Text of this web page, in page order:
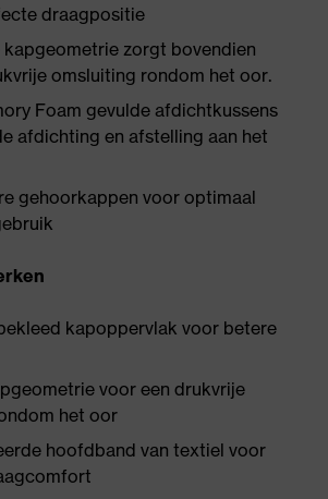
draagpositie
kapgeometrie zorgt bovendien
omsluiting rondom het oor.
Foam gevulde afdichtkussens
afdichting en afstelling aan het
gehoorkappen voor optimaal
kapoppervlak voor betere
voor een drukvrije
het oor
hoofdband van textiel voor